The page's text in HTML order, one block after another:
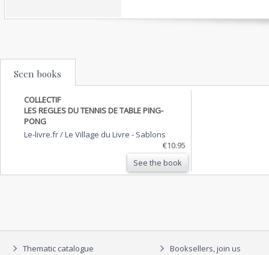
Seen books
COLLECTIF
LES REGLES DU TENNIS DE TABLE PING-
PONG
Le-livre.fr / Le Village du Livre - Sablons
€10.95
See the book
Thematic catalogue
Booksellers, join us